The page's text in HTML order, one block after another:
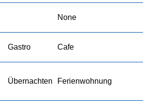
None
Gastro Cafe
Übernachten Ferienwohnung